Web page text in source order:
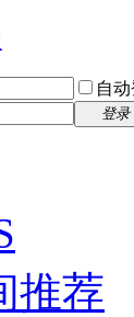
自
登录
推荐